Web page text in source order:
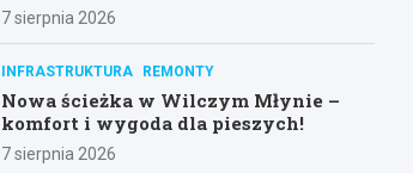
7 sierpnia 2026
INFRASTRUKTURA REMONTY
Nowa ścieżka w Wilczym Młynie –
komfort i wygoda dla pieszych!
7 sierpnia 2026